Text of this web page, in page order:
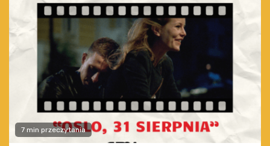
7 min przeczytania